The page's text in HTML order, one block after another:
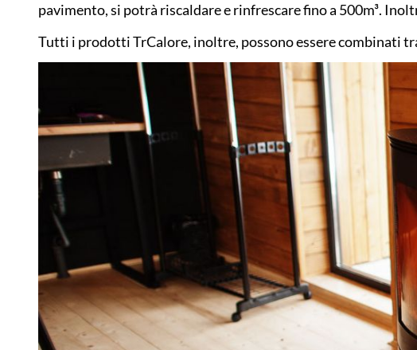
pavimento, si potrà riscaldare e rinfrescare fino a 500m³.
Tutti i prodotti TrCalore, inoltre, possono essere combinati